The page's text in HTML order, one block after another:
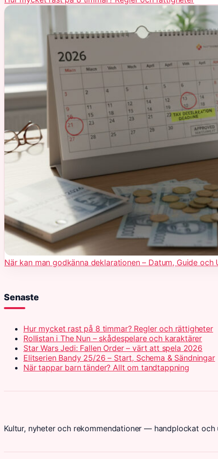
När kan man godkänna deklarationen – Datum, Guide
Senaste
Hur mycket rast på 8 timmar? Regler och rättigheter
Rollistan i The Nun – skådespelare och karaktärer
Star Wars Jedi: Fallen Order – värt att spela 2026
Elitserien Bandy 25/26 – Start, Schema & Sändningar
När tappar barn tänder? Allt om tandtappning
Kultur, nyheter och rekommendationer — handplockat